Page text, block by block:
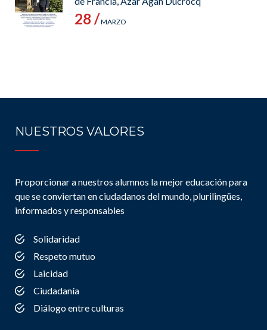
28 /MARZO
NUESTROS VALORES
Proporcionar a nuestros alumnos la mejor educación para
que se conviertan en ciudadanos del mundo, plurilingües,
informados y responsables
Solidaridad
Respeto mutuo
Laicidad
Ciudadanía
Diálogo entre culturas